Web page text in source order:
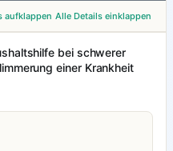
aufklappen Alle Details einklappen
bei schwerer
einer Krankheit